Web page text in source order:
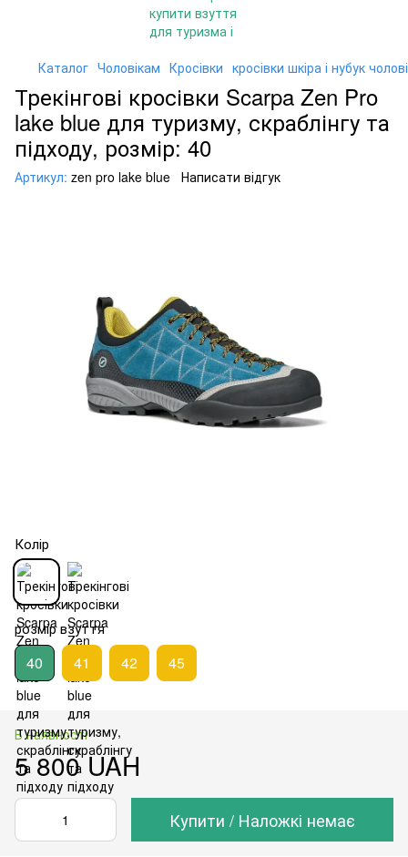
Каталог Чоловікам Кросівки кросівки шкіра і нубук
Трекінгові кросівки Scarpa Zen Pro
lake blue для туризму, скраблінгу та
підходу, розмір: 40
Артикул: zen pro lake blue Написати відгук
Колір
розмір взуття
40 41 42 45
В наявності
5 800 UAH
Купити / Наложкі немає